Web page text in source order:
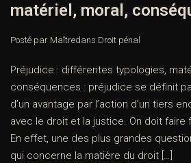
matériel, moral,
Posté par Maîtredans Droit pénal
Préjudice : différentes typologies,
conséquences : préjudice se définit
d’un avantage par l’action d’un tiers
avec le droit et la justice. On doit
En effet, une des plus grandes
qui concerne la matière du droit […]